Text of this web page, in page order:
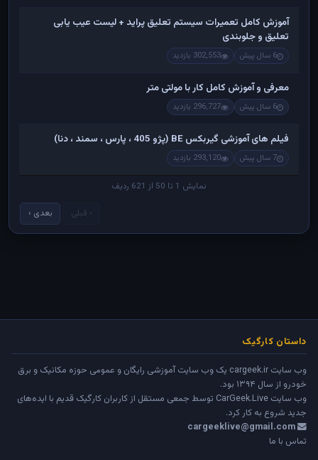
آموزش کامل تعمیرات سیستم تعلیق پراید + لیست عیب یابی
تعلیق و جلوبندی
6 سال پیش 302,553 بازدید
معرفی و آموزش کامل کار با مولتی متر
6 سال پیش 296,727 بازدید
فیلم های آموزشی گیربکس BE (پژو 405 ، پارس ، سمند ، دنا)
7 سال پیش 293,120 بازدید
نمایش 1 تا 50 از 621 ردیف
‹ قبلی بعدی ›
داستان کارگیک
وب سایت cargeek.ir یک وب سایت آموزشی رایگان و عمومی حوزه مکانیک و برق
خودرو از سال ۱۳۹۴ بود.
وب سایت CarGeek.Live توسط جمعی مستقل از کاربران کارگیک قدیم با ایده‌های
جدید شروع به کار کرد.
cargeeklive@gmail.com
تماس با ما